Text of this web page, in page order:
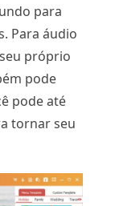
para
Para áudio
próprio
pode
pode até
tornar seu